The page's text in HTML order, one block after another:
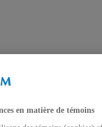
en matière de témoins